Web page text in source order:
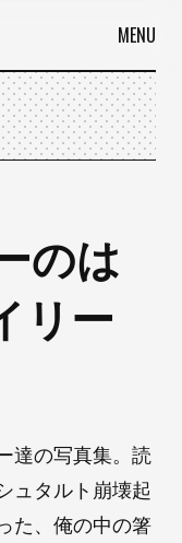
MENU
のは
リー
達の写真集。読
ュタルト崩壊起
た、俺の中の箸